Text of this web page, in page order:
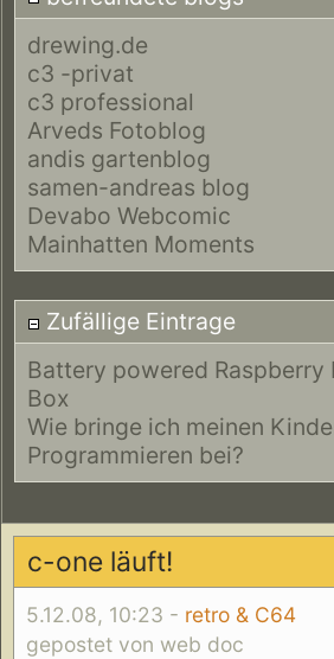
drewing.de
c3 -privat
c3 professional
Arveds Fotoblog
andis gartenblog
samen-andreas blog
Devabo Webcomic
Mainhatten Moments
Zufällige Eintrage
Battery powered Raspberry
Box
Wie bringe ich meinen
Programmieren bei?
c-one läuft!
5.12.08, 10:23 - retro & C64
gepostet von web doc